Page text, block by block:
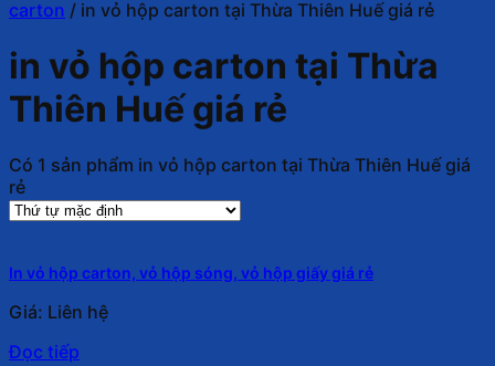
carton / in vỏ hộp carton tại Thừa Thiên Huế giá rẻ
in vỏ hộp carton tại Thừa
Thiên Huế giá rẻ
Có 1 sản phẩm in vỏ hộp carton tại Thừa Thiên Huế giá
rẻ
In vỏ hộp carton, vỏ hộp sóng, vỏ hộp giấy giá rẻ
Giá: Liên hệ
Đọc tiếp